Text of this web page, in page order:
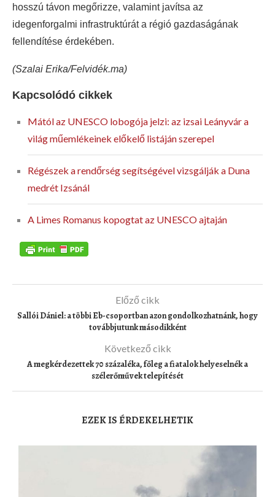
hosszú távon megőrizze, valamint javítsa az
idegenforgalmi infrastruktúrát a régió gazdaságának
fellendítése érdekében.
(Szalai Erika/Felvidék.ma)
Kapcsolódó cikkek
Mától az UNESCO lobogója jelzi: az izsai Leányvár a
világ műemlékeinek előkelő listáján szerepel
Régészek a rendőrség segítségével vizsgálják a Duna
medrét Izsánál
A Limes Romanus kopogtat az UNESCO ajtaján
Előző cikk
Sallói Dániel: a többi Eb-csoportban azon gondolkozhatnánk, hogy
továbbjutunk másodikként
Következő cikk
A megkérdezettek 70 százaléka, főleg a fiatalok helyeselnék a
szélerőművek telepítését
EZEK IS ÉRDEKELHETIK